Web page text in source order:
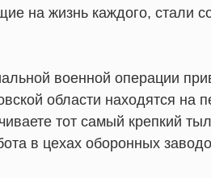
на жизнь каждого, стали
военной операции
области находятся на
тот самый крепкий
в цехах оборонных